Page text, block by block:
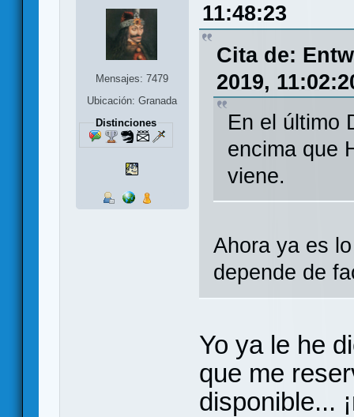
Mensajes: 7479
Ubicación: Granada
Distinciones
11:48:23
Cita de:
2019,
En el último
encima que
viene.
Ahora ya es
depende de
Yo ya le he
que me
disponible...